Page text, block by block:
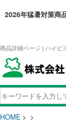
2026年猛暑対策商
商品詳細ページ | ハイビ
HOME > >